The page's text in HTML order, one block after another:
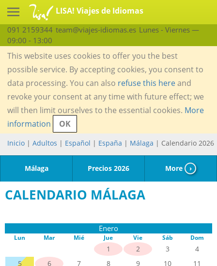
LISA! Viajes de Idiomas
091 2159344 team@viajes-idiomas.es Lunes - Viernes —
09:00 - 13:00
This website uses cookies to offer you the best
possible service. By accepting cookies, you consent to
data processing. You can also refuse this hereand
revoke your consent at any time with future effect; we
will then limit ourselves to the essential cookies. More
information
OK
Inicio | Adultos | Español | España | Málaga | Calendario 2026
Málaga Precios 2026 More ›
CALENDARIO MÁLAGA
Enero
Lun Mar Mié Jue Vie Sáb Dom
1 2 3
4
5
6 7 8 9 10
11